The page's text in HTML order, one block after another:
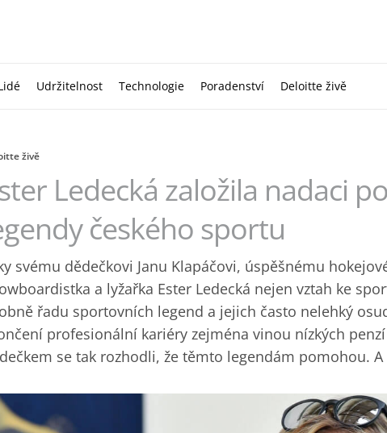
Udržitelnost Technologie Poradenství Deloitte živě
živě
Ledecká založila nadaci
českého sportu
svému dědečkovi Janu Klapáčovi, úspěšnému
a lyžařka Ester Ledecká nejen vztah ke
řadu sportovních legend a jejich často nelehký
profesionální kariéry zejména vinou nízkých
se tak rozhodli, že těmto legendám pomohou.